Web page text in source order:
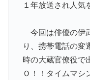
１年放送され人気
今回は俳優の伊
り、携帯電話の変
時の大蔵官僚役で
Ｏ！！タイムマシ